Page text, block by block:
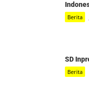
Berita
SD
Berita